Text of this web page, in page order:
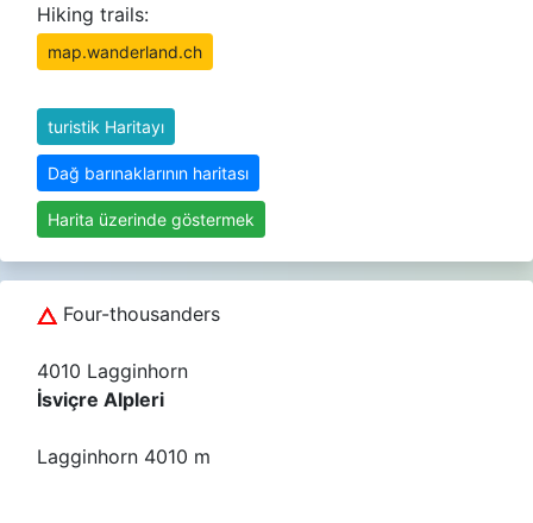
Hiking trails:
map.wanderland.ch
turistik Haritayı
Dağ barınaklarının haritası
Harita üzerinde göstermek
Four-thousanders
4010 Lagginhorn
İsviçre Alpleri
Lagginhorn 4010 m